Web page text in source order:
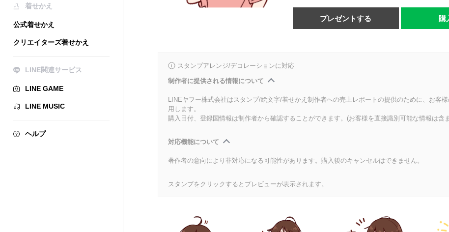
着せかえ
公式着せかえ
クリエイターズ着せかえ
LINE関連サービス
LINE GAME
LINE MUSIC
ヘルプ
プレゼントする 購
スタンプアレンジ/デコレーションに対応
制作者に提供される情報について
LINEヤフー株式会社はスタンプ/絵文字/着せかえ制作者への売上レポートの提供のために、お客様
用します。
購入日付、登録国情報は制作者から確認することができます。(お客様を直接識別可能な情報は含
対応機能について
著作者の意向により非対応になる可能性があります。購入後のキャンセルはできません。
スタンプをクリックするとプレビューが表示されます。